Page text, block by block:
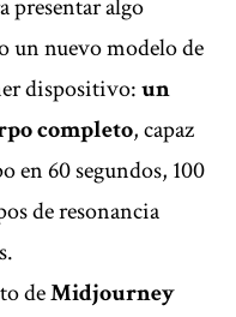
presentar algo
un nuevo modelo de
dispositivo:un
completo, capaz
en 60 segundos, 100
de resonancia
deMidjourney